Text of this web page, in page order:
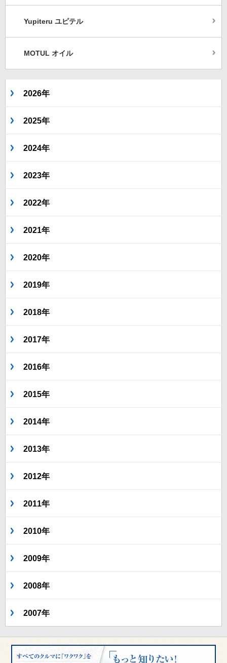
Yupiteru ユピテル
MOTUL オイル
2026年
2025年
2024年
2023年
2022年
2021年
2020年
2019年
2018年
2017年
2016年
2015年
2014年
2013年
2012年
2011年
2010年
2009年
2008年
2007年